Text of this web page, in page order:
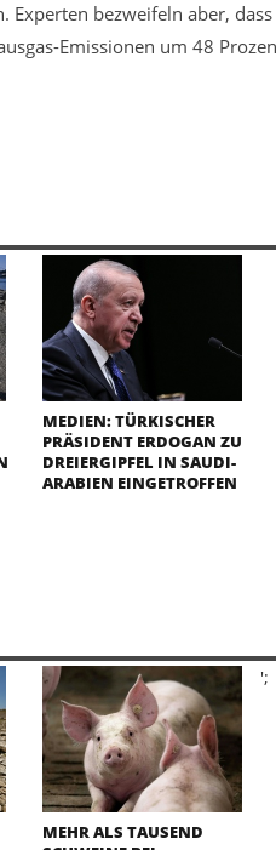
bezweifeln aber,
Emissionen um 48
MEDIEN: TÜRKISCHER
PRÄSIDENT ERDOGAN ZU
DREIERGIPFEL IN SAUDI-
ARABIEN EINGETROFFEN
';
MEHR ALS TAUSEND